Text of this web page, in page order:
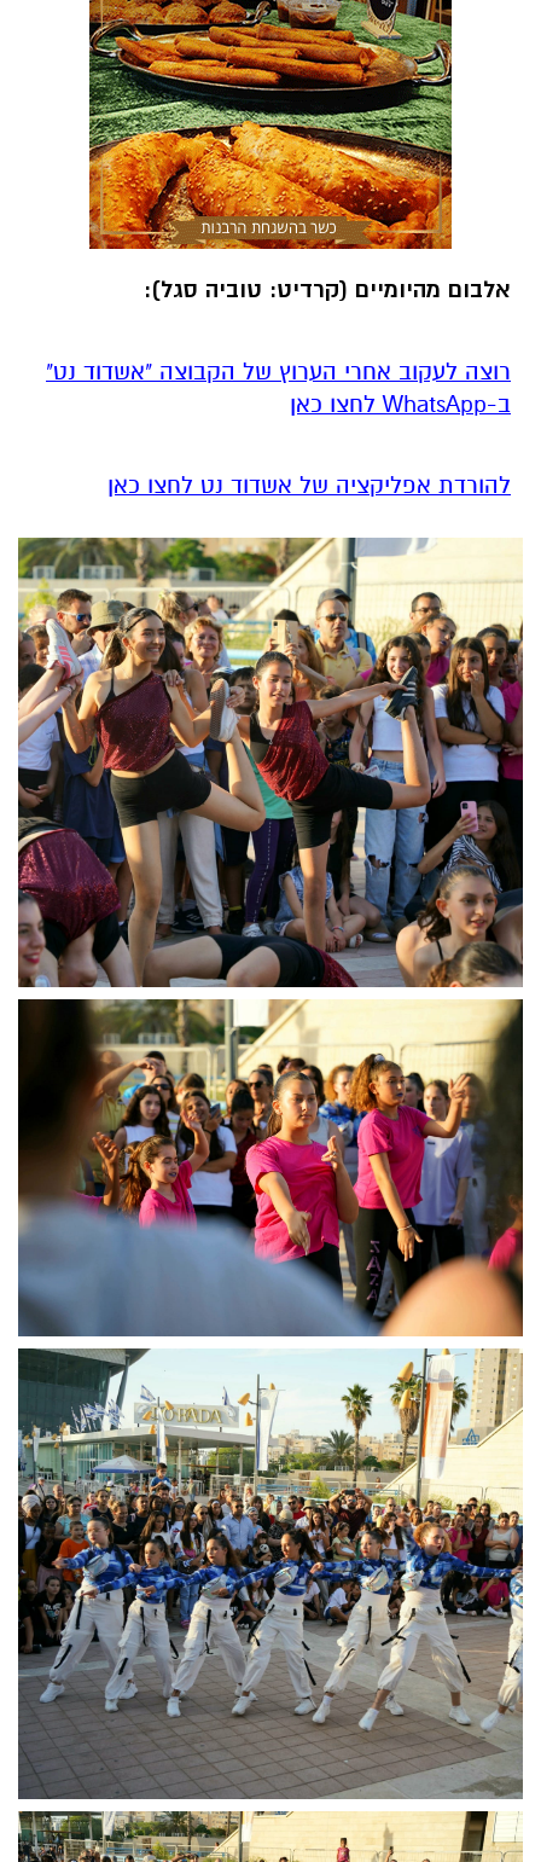
אלבום מהיומיים (קרדיט: טוביה סגל):
רוצה לעקוב אחרי הערוץ של הקבוצה "אשדוד נט"
ב-WhatsApp לחצו כאן
להורדת אפליקציה של אשדוד נט לחצו כאן